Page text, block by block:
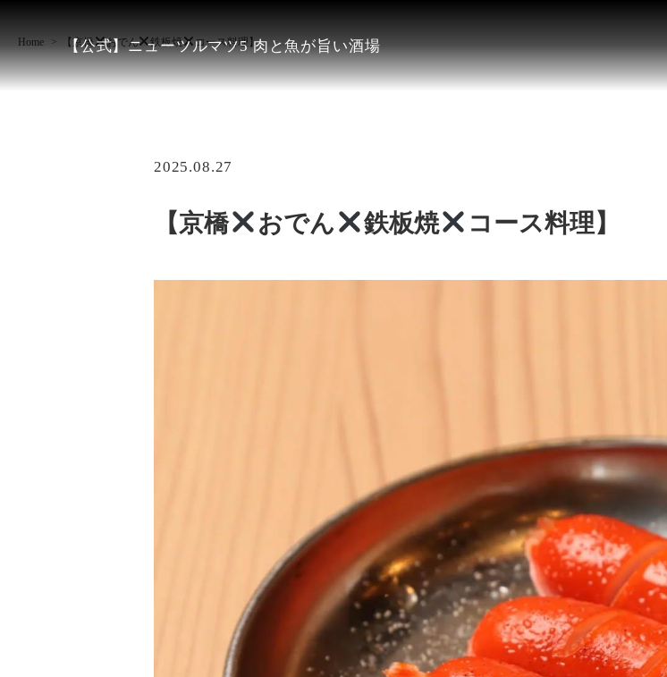
【公式】ニューツルマツ5 肉と魚が旨い酒場
Home 【京橋 おでん 鉄板焼 コース料理】
2025.08.27
【京橋 おでん 鉄板焼 コース料理】